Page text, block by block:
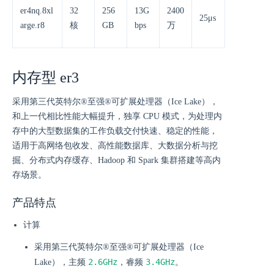
er4nq.8xl
arge.r8
32
核
256
GB
13G
bps
2400
万
25μs
内存型 er3
采用第三代英特尔®至强®可扩展处理器（Ice Lake），
和上一代相比性能大幅提升，独享 CPU 模式，为处理内
存中的大型数据集的工作负载交付快速、稳定的性能，
适用于高网络包收发、高性能数据库、大数据分析与挖
掘、分布式内存缓存、Hadoop 和 Spark 集群搭建等高内
存场景。
产品特点
计算
采用第三代英特尔®至强®可扩展处理器（Ice
Lake），主频 2.6GHz ，睿频 3.4GHz。